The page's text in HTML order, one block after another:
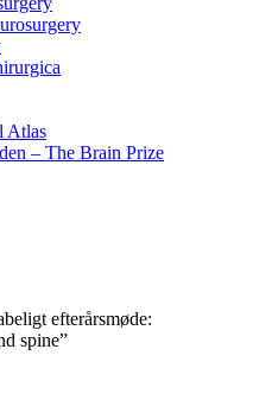
Atlas
– The Brain Prize
efterårsmøde:
spine”